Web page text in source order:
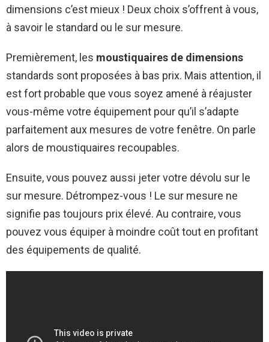
dimensions c’est mieux ! Deux choix s’offrent à vous,
à savoir le standard ou le sur mesure.
Premièrement, les moustiquaires de dimensions
standards sont proposées à bas prix. Mais attention, il
est fort probable que vous soyez amené à réajuster
vous-même votre équipement pour qu’il s’adapte
parfaitement aux mesures de votre fenêtre. On parle
alors de moustiquaires recoupables.
Ensuite, vous pouvez aussi jeter votre dévolu sur le
sur mesure. Détrompez-vous ! Le sur mesure ne
signifie pas toujours prix élevé. Au contraire, vous
pouvez vous équiper à moindre coût tout en profitant
des équipements de qualité.